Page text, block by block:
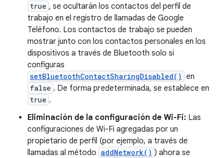
true , se ocultarán los contactos del perfil de
trabajo en el registro de llamadas de Google
Teléfono. Los contactos de trabajo se pueden
mostrar junto con los contactos personales en los
dispositivos a través de Bluetooth solo si
configuras
setBluetoothContactSharingDisabled() en
false . De forma predeterminada, se establece en
true .
Eliminación de la configuración de Wi-Fi: Las
configuraciones de Wi-Fi agregadas por un
propietario de perfil (por ejemplo, a través de
llamadas al método addNetwork() ) ahora se